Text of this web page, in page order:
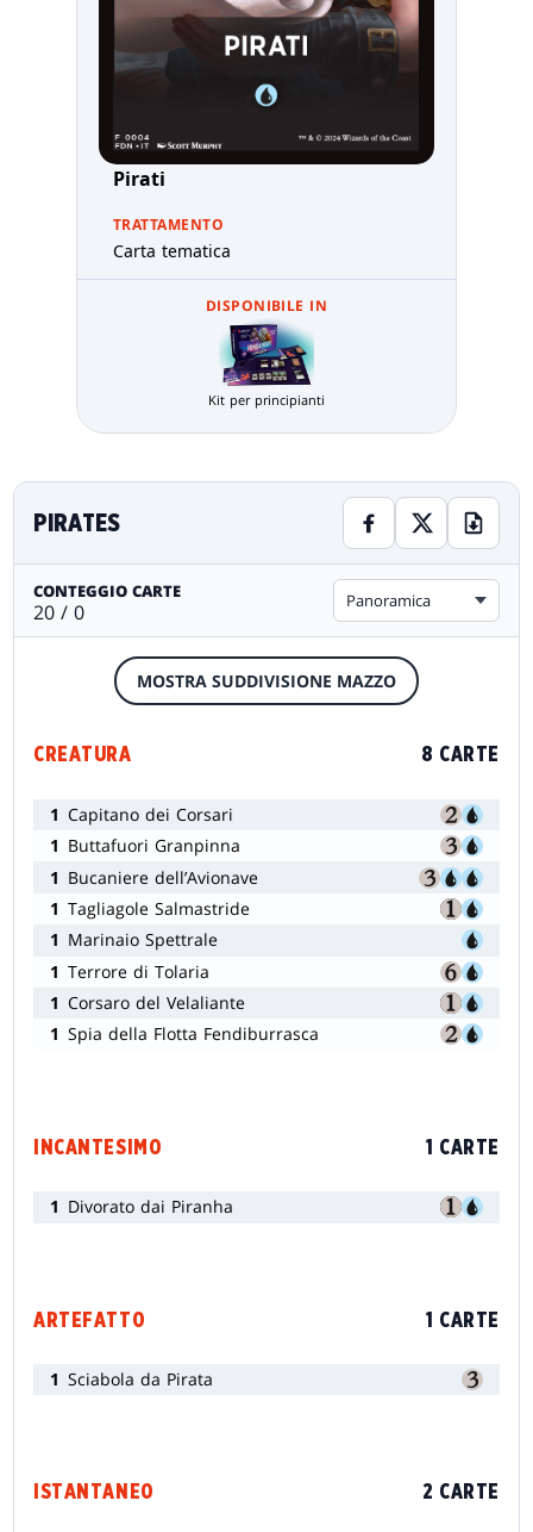
Pirati
TRATTAMENTO
Carta tematica
DISPONIBILE IN
Kit per principianti
PIRATES
CONTEGGIO CARTE
20 / 0 Panoramica
MOSTRA SUDDIVISIONE MAZZO
CREATURA 8 CARTE
1 Capitano dei Corsari
1 Buttafuori Granpinna
1 Bucaniere dell’Avionave
1 Tagliagole Salmastride
1 Marinaio Spettrale
1 Terrore di Tolaria
1 Corsaro del Velaliante
1 Spia della Flotta Fendiburrasca
INCANTESIMO 1 CARTE
1 Divorato dai Piranha
ARTEFATTO 1 CARTE
1 Sciabola da Pirata
ISTANTANEO 2 CARTE